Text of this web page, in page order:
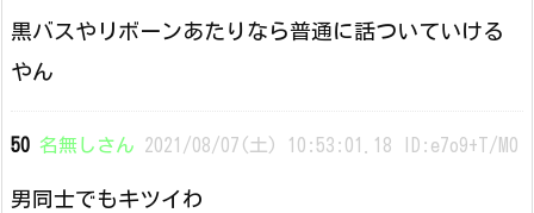
黒バスやリボーンあたりなら普通に話ついていける
やん
50 名無しさん 2021/08/07(土) 10:53:01.18 ID:e7o9+T/M0
男同士でもキツイわ